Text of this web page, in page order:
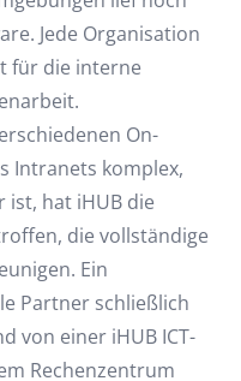
Jede Organisation
für die interne
On-
Intranets komplex,
hat iHUB die
die vollständige
Ein
Partner schließlich
von einer iHUB ICT-
Rechenzentrum